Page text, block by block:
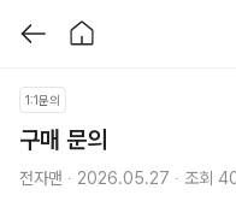
1:1문의
구매 문의
전자맨 ∙ 2026.05.27 ∙ 조회